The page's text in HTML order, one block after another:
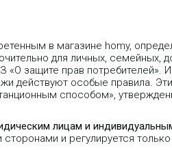
в магазине homy,
для личных, семейных,
защите прав потребителей».
действуют особые правила.
способом»,
лицам и
и регулируется